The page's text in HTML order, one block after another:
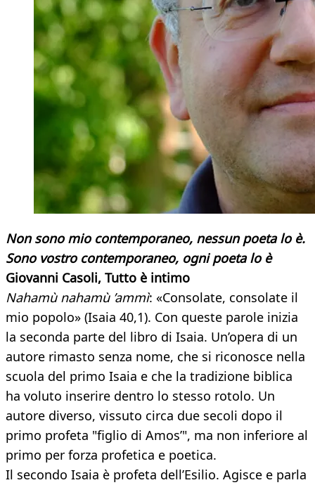
Non sono mio contemporaneo, nessun poeta lo è.
Sono vostro contemporaneo, ogni poeta lo è
Giovanni Casoli, Tutto è intimo
Nahamù nahamù ’ammì: «Consolate, consolate il
mio popolo» (Isaia 40,1). Con queste parole inizia
la seconda parte del libro di Isaia. Un’opera di un
autore rimasto senza nome, che si riconosce nella
scuola del primo Isaia e che la tradizione biblica
ha voluto inserire dentro lo stesso rotolo. Un
autore diverso, vissuto circa due secoli dopo il
primo profeta "figlio di Amos’", ma non inferiore al
primo per forza profetica e poetica.
Il secondo Isaia è profeta dell’Esilio. Agisce e parla